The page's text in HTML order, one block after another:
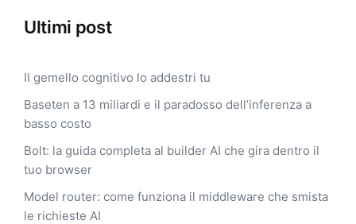
Ultimi post
Il gemello cognitivo lo addestri tu
Baseten a 13 miliardi e il paradosso dell’inferenza a
basso costo
Bolt: la guida completa al builder AI che gira dentro il
tuo browser
Model router: come funziona il middleware che smista
le richieste AI